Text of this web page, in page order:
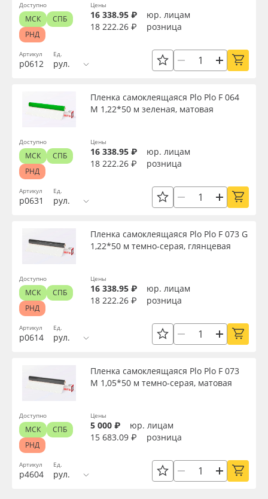
Артикул
р0612
Ед.
рул.
Цены
16 338.95 ₽
юр. лицам
18 222.26 ₽
розница
Доступно
МСК
СПБ
РНД
Артикул
р0631
Пленка самоклеящаяся Plo Plo F 064
M 1,22*50 м зеленая, матовая
Ед.
рул.
Цены
16 338.95 ₽
юр. лицам
18 222.26 ₽
розница
Доступно
МСК
СПБ
РНД
Артикул
р0614
Пленка самоклеящаяся Plo Plo F 073 G
1,22*50 м темно-серая, глянцевая
Ед.
рул.
Цены
16 338.95 ₽
юр. лицам
18 222.26 ₽
розница
Доступно
МСК
СПБ
РНД
Артикул
р4604
Пленка самоклеящаяся Plo Plo F 073
M 1,05*50 м темно-серая, матовая
Ед.
рул.
Цены
5 000 ₽
юр. лицам
15 683.09 ₽
розница
Доступно
МСК
СПБ
РНД